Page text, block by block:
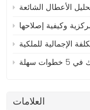
المركزية وتحليل الأعطال الشائعة
في 5 خطوات سهلة
العلامات